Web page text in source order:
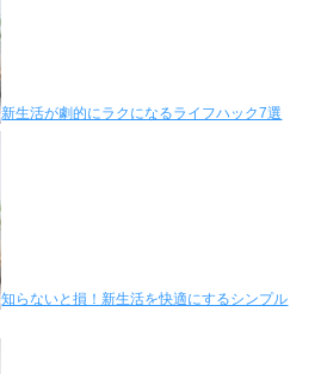
新生活が劇的にラクになるライフハック7選
知らないと損！新生活を快適にするシンプル